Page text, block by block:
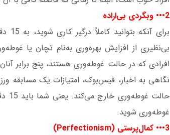
2••• وبگردی بی‌اراده
افرادی که در حالت غوطه‌وری هستند، پنج برابر
نگاهی به اخبار، فیس‌بوک، امتیازات یک مسابقه
غوطه‌وری شوید.
3••• کمال‌پرستی (Perfectionism)